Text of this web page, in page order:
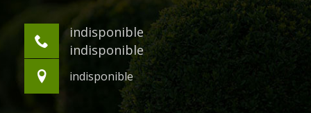
indisponible
indisponible
indisponible